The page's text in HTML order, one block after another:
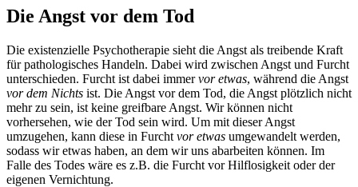
Die Angst vor dem Tod
Die existenzielle Psychotherapie sieht die Angst als treibende Kraft
für pathologisches Handeln. Dabei wird zwischen Angst und Furcht
unterschieden. Furcht ist dabei immervor etwas, während die Angst
vor dem Nichts ist. Die Angst vor dem Tod, die Angst plötzlich nicht
mehr zu sein, ist keine greifbare Angst. Wir können nicht
vorhersehen, wie der Tod sein wird. Um mit dieser Angst
umzugehen, kann diese in Furcht vor etwas umgewandelt werden,
sodass wir etwas haben, an dem wir uns abarbeiten können. Im
Falle des Todes wäre es z.B. die Furcht vor Hilflosigkeit oder der
eigenen Vernichtung.